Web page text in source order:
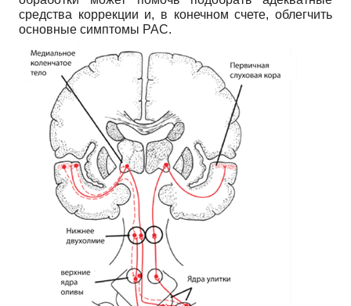
средства коррекции и, в конечном счете, облегчить
основные симптомы РАС.